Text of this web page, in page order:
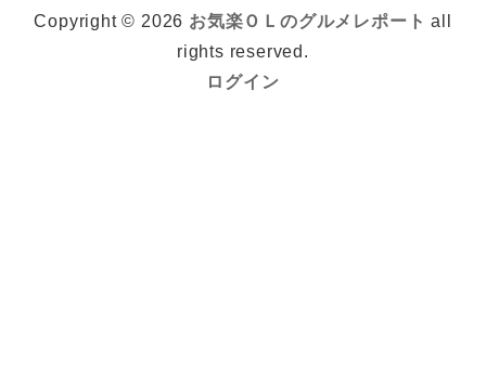
Copyright © 2026 お気楽ＯＬのグルメレポート all
rights reserved.
ログイン